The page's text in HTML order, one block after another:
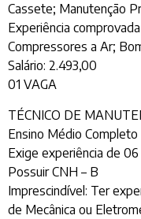
Cassete; Manutenção
Experiência
Compressores a Ar;
Salário: 2.493,00
01 VAGA
TÉCNICO DE
Ensino Médio Completo
Exige experiência de
Possuir CNH – B
Imprescindível: Ter
de Mecânica ou